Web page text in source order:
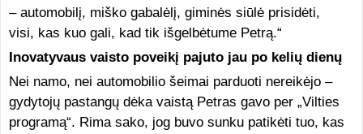
– automobilį, miško gabalėlį, giminės siūlė prisidėti,
visi, kas kuo gali, kad tik išgelbėtume Petrą.“
Inovatyvaus vaisto poveikį pajuto jau po kelių dienų
Nei namo, nei automobilio šeimai parduoti nereikėjo –
gydytojų pastangų dėka vaistą Petras gavo per „Vilties
programą“. Rima sako, jog buvo sunku patikėti tuo, kas